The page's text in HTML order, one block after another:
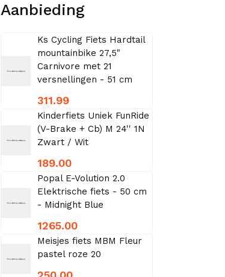
Aanbieding
Ks Cycling Fiets Hardtail
mountainbike 27,5"
Carnivore met 21
versnellingen - 51 cm
311.99
Kinderfiets Uniek FunRide
(V-Brake + Cb) M 24'' 1N
Zwart / Wit
189.00
Popal E-Volution 2.0
Elektrische fiets - 50 cm
- Midnight Blue
1265.00
Meisjes fiets MBM Fleur
pastel roze 20